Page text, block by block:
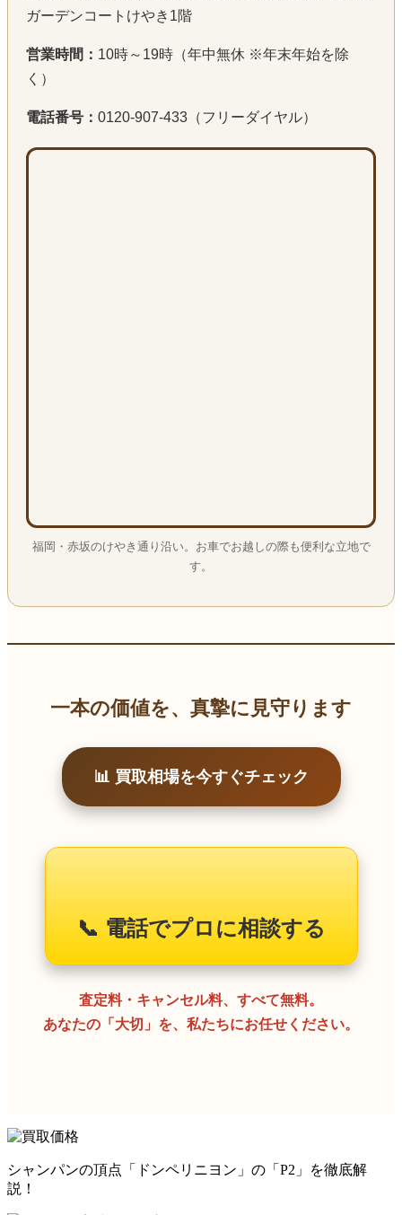
ガーデンコートけやき1階
営業時間： 10時～19時（年中無休 ※年末年始を除
く）
電話番号： 0120-907-433（フリーダイヤル）
福岡・赤坂のけやき通り沿い。お車でお越しの際も便利な立地で
す。
一本の価値を、真摯に見守ります
📊 買取相場を今すぐチェック
📞 電話でプロに相談する
査定料・キャンセル料、すべて無料。
あなたの「大切」を、私たちにお任せください。
シャンパンの頂点「ドンペリニヨン」の「P2」を徹底解
説！